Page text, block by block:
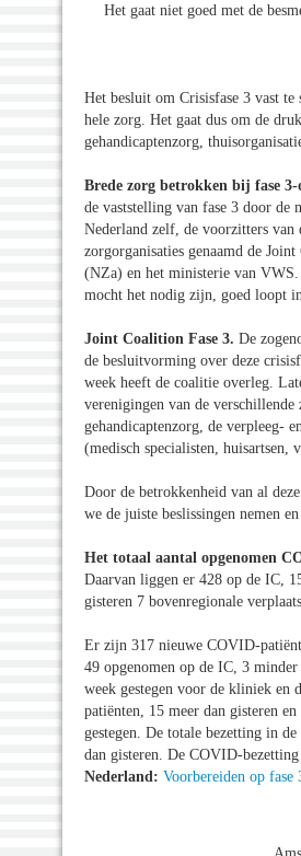
Het gaat niet goed met de
Het besluit om Crisisfase 3 vast
hele zorg. Het gaat dus om de
gehandicaptenzorg,
Brede zorg betrokken bij fase 3-
de vaststelling van fase 3 door
Nederland zelf, de voorzitters van
zorgorganisaties genaamd de
(NZa) en het ministerie van VWS.
mocht het nodig zijn, goed loopt
Joint Coalition Fase 3. De
de besluitvorming over deze
week heeft de coalitie overleg.
verenigingen van de
gehandicaptenzorg, de verpleeg-
(medisch specialisten, huisartsen,
Door de betrokkenheid van al
we de juiste beslissingen nemen
Het totaal aantal opgenomen
Daarvan liggen er 428 op de IC,
gisteren 7 bovenregionale
Er zijn 317 nieuwe COVID-
49 opgenomen op de IC, 3
week gestegen voor de kliniek en
patiënten, 15 meer dan gisteren
gestegen. De totale bezetting in
dan gisteren. De COVID-
Nederland: Voorbereiden op fase